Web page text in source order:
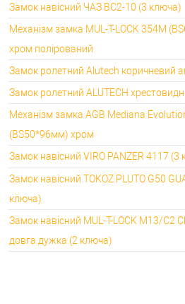
Замок навісний ЧАЗ ВС2-10 (3 ключа)
Механізм замка MUL-T-LOCK 354M
хром полірований
Замок ролетний Alutech коричневий
Замок ролетний ALUTECH
Механізм замка AGB Mediana
(BS50*96мм) хром
Замок навісний VIRO PANZER 4117 (3
Замок навісний TOKOZ PLUTO G50
ключа)
Замок навісний MUL-T-LOCK M13/C2
довга дужка (2 ключа)